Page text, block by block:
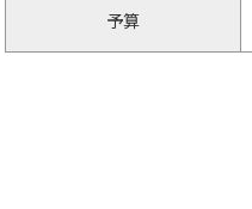
予算